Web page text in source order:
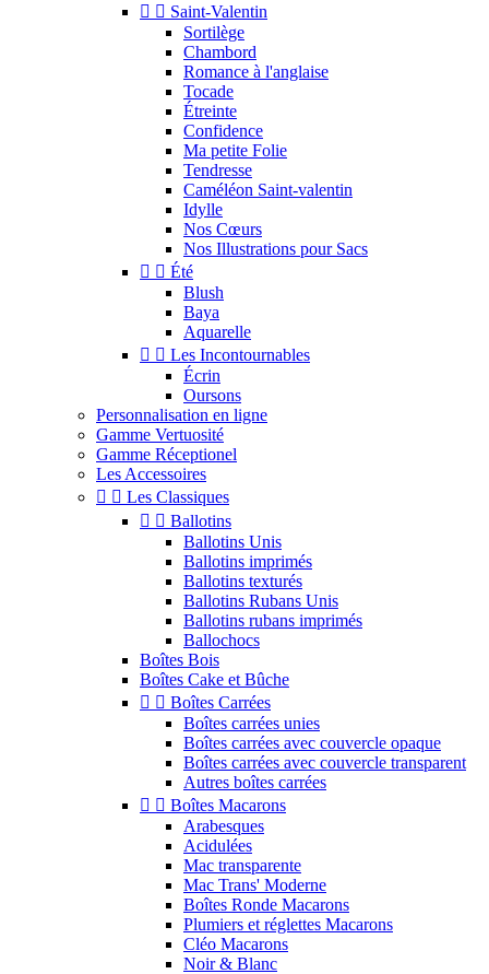
  Saint-Valentin
Sortilège
Chambord
Romance à l'anglaise
Tocade
Étreinte
Confidence
Ma petite Folie
Tendresse
Caméléon Saint-valentin
Idylle
Nos Cœurs
Nos Illustrations pour Sacs
  Été
Blush
Baya
Aquarelle
  Les Incontournables
Écrin
Oursons
Personnalisation en ligne
Gamme Vertuosité
Gamme Réceptionel
Les Accessoires
  Les Classiques
  Ballotins
Ballotins Unis
Ballotins imprimés
Ballotins texturés
Ballotins Rubans Unis
Ballotins rubans imprimés
Ballochocs
Boîtes Bois
Boîtes Cake et Bûche
  Boîtes Carrées
Boîtes carrées unies
Boîtes carrées avec couvercle opaque
Boîtes carrées avec couvercle transparent
Autres boîtes carrées
  Boîtes Macarons
Arabesques
Acidulées
Mac transparente
Mac Trans' Moderne
Boîtes Ronde Macarons
Plumiers et réglettes Macarons
Cléo Macarons
Noir & Blanc